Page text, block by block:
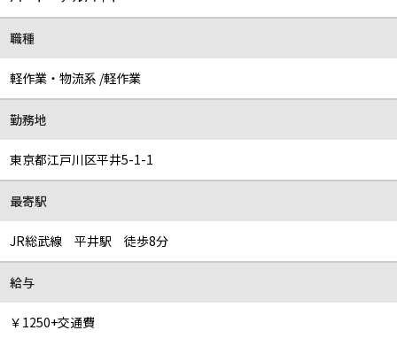
職種
軽作業・物流系 /軽作業
勤務地
東京都江戸川区平井5-1-1
最寄駅
JR総武線 平井駅 徒歩8分
給与
￥1250+交通費